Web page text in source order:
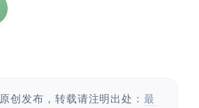
原创发布，转载请注明出处：最